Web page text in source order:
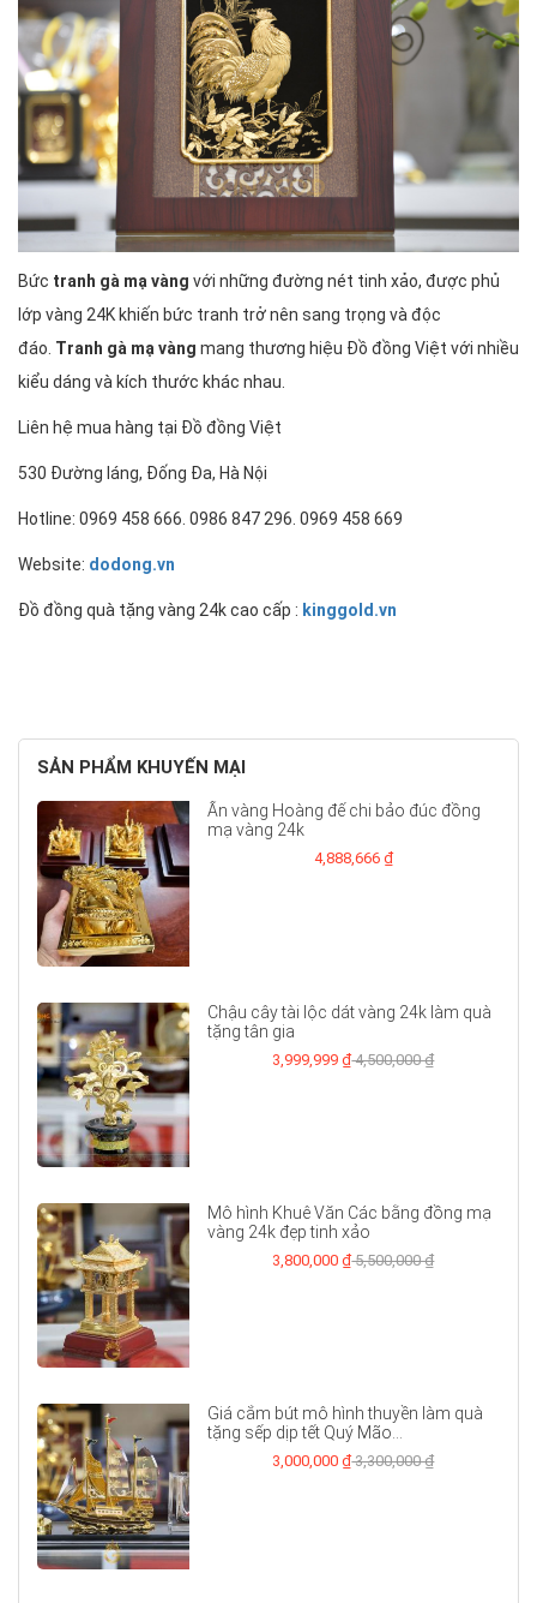
Bức tranh gà mạ vàng với những đường nét tinh xảo, được phủ
lớp vàng 24K khiến bức tranh trở nên sang trọng và độc
đáo. Tranh gà mạ vàng mang thương hiệu Đồ đồng Việt với nhiều
kiểu dáng và kích thước khác nhau.
Liên hệ mua hàng tại Đồ đồng Việt
530 Đường láng, Đống Đa, Hà Nội
Hotline: 0969 458 666. 0986 847 296. 0969 458 669
Website: dodong.vn
Đồ đồng quà tặng vàng 24k cao cấp : kinggold.vn
SẢN PHẨM KHUYẾN MẠI
Ấn vàng Hoàng đế chi bảo đúc đồng
mạ vàng 24k
4,888,666 ₫
Chậu cây tài lộc dát vàng 24k làm quà
tặng tân gia
3,999,999 ₫4,500,000 ₫
Mô hình Khuê Văn Các bằng đồng mạ
vàng 24k đẹp tinh xảo
3,800,000 ₫5,500,000 ₫
Giá cắm bút mô hình thuyền làm quà
tặng sếp dịp tết Quý Mão...
3,000,000 ₫3,300,000 ₫